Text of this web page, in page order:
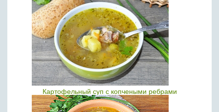
Картофельный суп с копчеными ребрами